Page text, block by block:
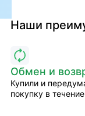
Наши
Обмен и
Купили и
покупку в